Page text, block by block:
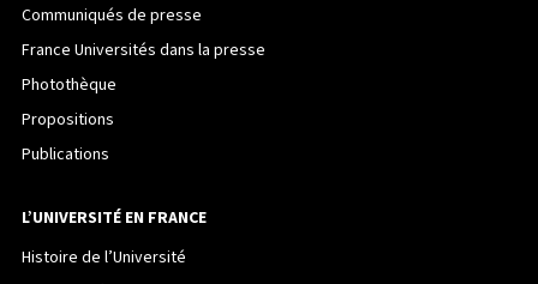
Communiqués de presse
France Universités dans la presse
Photothèque
Propositions
Publications
L’UNIVERSITÉ EN FRANCE
Histoire de l’Université